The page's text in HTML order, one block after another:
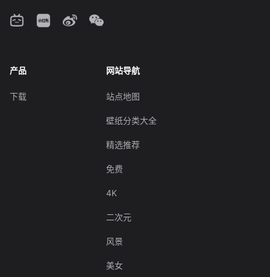
产品
下载
网站导航
站点地图
壁纸分类大全
精选推荐
免费
4K
二次元
风景
美女